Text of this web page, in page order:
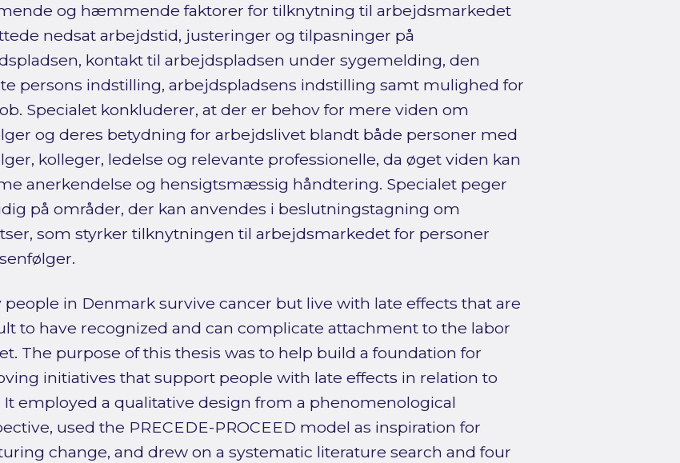
og hæmmende faktorer for tilknytning til arbejdsmarkedet
nedsat arbejdstid, justeringer og tilpasninger på
kontakt til arbejdspladsen under sygemelding, den
persons indstilling, arbejdspladsens indstilling samt mulighed for
Specialet konkluderer, at der er behov for mere viden om
og deres betydning for arbejdslivet blandt både personer med
kolleger, ledelse og relevante professionelle, da øget viden kan
anerkendelse og hensigtsmæssig håndtering. Specialet peger
på områder, der kan anvendes i beslutningstagning om
som styrker tilknytningen til arbejdsmarkedet for personer
people in Denmark survive cancer but live with late effects that are
to have recognized and can complicate attachment to the labor
The purpose of this thesis was to help build a foundation for
initiatives that support people with late effects in relation to
It employed a qualitative design from a phenomenological
used the PRECEDE-PROCEED model as inspiration for
change, and drew on a systematic literature search and four